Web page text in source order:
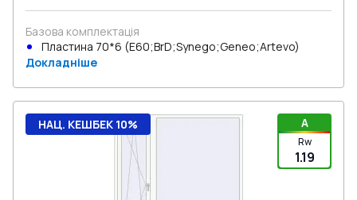
Базова комплектація
Пластина 70*6 (E60;BrD;Synego;Geneo;Artevo)
Докладніше
A
Rw
1.19
НАЦ. КЕШБЕК 10%